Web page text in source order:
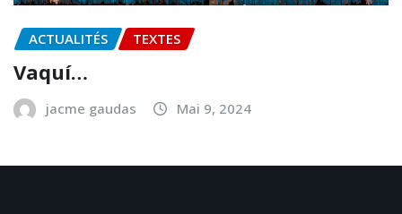
ACTUALITÉS TEXTES
Vaquí…
jacme gaudas Mai 9, 2024